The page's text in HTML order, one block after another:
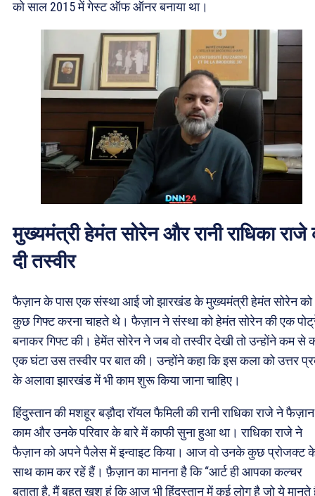
को साल 2015 में गेस्ट ऑफ ऑनर बनाया था।
मुख्यमंत्री हेमंत सोरेन और रानी राधिका राजे
दी तस्वीर
फैज़ान के पास एक संस्था आई जो झारखंड के मुख्यमंत्री हेमंत सोरेन को
कुछ गिफ्ट करना चाहते थे। फैज़ान ने संस्था को हेमंत सोरेन की एक
बनाकर गिफ्ट की। हेमेंत सोरेन ने जब वो तस्वीर देखी तो उन्होंने कम से
एक घंटा उस तस्वीर पर बात की। उन्होंने कहा कि इस कला को उत्तर
के अलावा झारखंड में भी काम शुरू किया जाना चाहिए।
हिंदुस्तान की मशहूर बड़ौदा रॉयल फैमिली की रानी राधिका राजे ने
काम और उनके परिवार के बारे में काफी सुना हुआ था। राधिका राजे ने
फैज़ान को अपने पैलेस में इन्वाइट किया। आज वो उनके कुछ प्रोजक्ट
साथ काम कर रहें हैं। फ़ैज़ान का मानना है कि “आर्ट ही आपका कल्चर
बताता है, मैं बहुत खुश हूं कि आज भी हिंदुस्तान में कई लोग है जो ये मानते